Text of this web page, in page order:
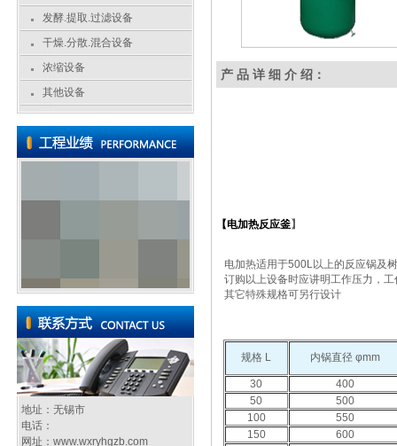
发酵.提取.过滤设备
干燥.分散.混合设备
浓缩设备
其他设备
地址：无锡市
电话：
网址： www.wxryhgzb.com
产 品 详 细 介 绍：
【电加热反应釜】
电加热适用于500L以上的反应锅及
订购以上设备时应讲明工作压力，
其它特殊规格可另行设计
规格 L 内锅直径 φmm
30
400
50
500
100
550
150
600